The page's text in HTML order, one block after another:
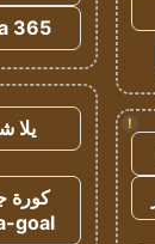
!
365
يلا
كورة
goal